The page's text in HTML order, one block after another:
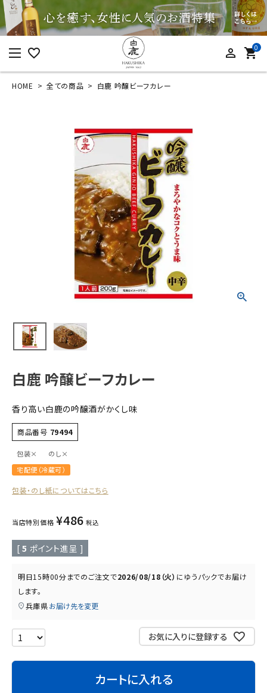
favorite_border person_outline 0
shopping_cart
ログイン 新規会員登録
白鹿 吟醸ビーフカレ
カテゴリーから探す
食品
酒器
キーワードから探す
受賞酒
飲み比べ
セット
大容量
読み物
HOME 全ての商品 白鹿 吟醸ビーフカレー
白鹿 吟醸ビーフカレー
香り高い白鹿の吟醸酒がかくし味
商品番号 79494
包装×
のし×
宅配便（冷蔵可）
包装・のし紙についてはこちら
当店特別価格 ¥486 税込
[ 5 ポイント進呈 ]
明日15時00分までのご注文で2026/08/18（火） に ゆうパックでお届け
します。
兵庫県お届け先を変更
お気に入りに登録する
カートに入れる